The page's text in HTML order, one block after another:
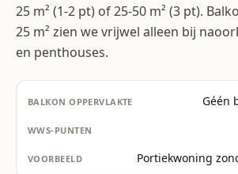
25 m² (1-2 pt) of 25-50 m² (3 pt).
25 m² zien we vrijwel alleen bij
en penthouses.
Géén
Portiekwoning